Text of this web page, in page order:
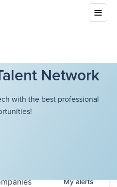
Network
with the best professional
Myalerts